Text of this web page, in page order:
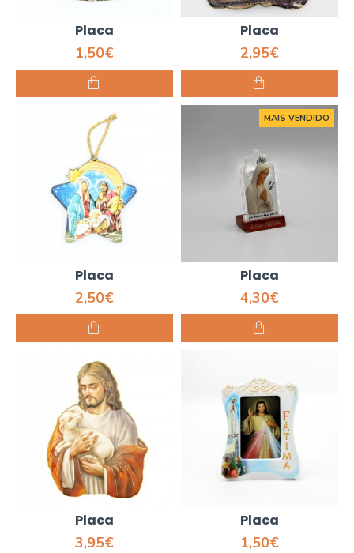
Placa
1,50€
Placa
2,95€
Placa
2,50€
MAIS VENDIDO
Placa
4,30€
Placa
3,95€
Placa
1,50€